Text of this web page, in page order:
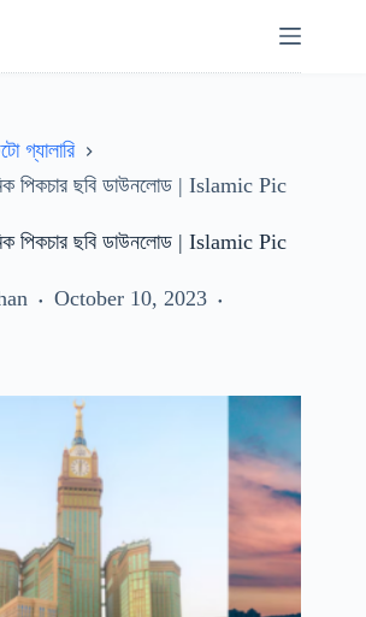
গ্যালারি
পিকচার ছবি ডাউনলোড | Islamic Pic
পিকচার ছবি ডাউনলোড | Islamic Pic
October 10, 2023